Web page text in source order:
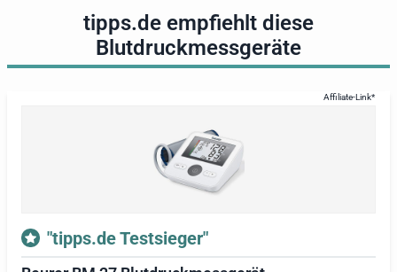
gespeichert werden konnten. Auch die Verständlichkeit
der Bedienungsanleitungen war Teil der Bewertung. Zu
anhand dieser Anleitungen gereinigt. Der entscheidende
Aspekt im Test blieb jedoch die Genauigkeit der
Besonders überzeugte das
wurde. Dieses Modell wies mehrere Vorteile auf, darunter
einen angenehmen Druckpunkt der Tasten, eine einfache
tipps.de empfiehlt diese
Blutdruckmessgeräte
"tipps.de Testsieger"